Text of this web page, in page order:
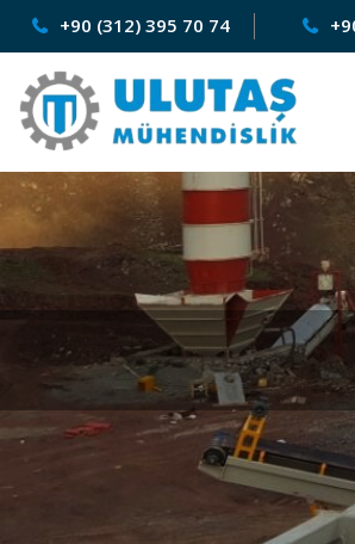
+90 (312) 395 70 74